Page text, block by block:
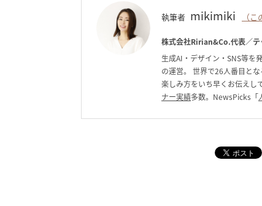
執筆者 mikimiki （
株式会社Ririan&Co.代表／
生成AI・デザイン・SNS等を
の運営。 世界で26人番目と
楽しみ方をいち早くお伝えし
ナー実績多数。NewsPicks「